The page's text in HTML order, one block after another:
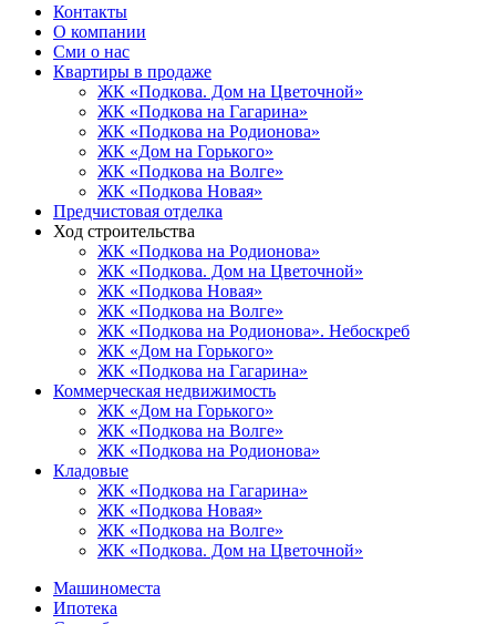
Контакты
О компании
Сми о нас
Квартиры в продаже
ЖК «Подкова. Дом на Цветочной»
ЖК «Подкова на Гагарина»
ЖК «Подкова на Родионова»
ЖК «Дом на Горького»
ЖК «Подкова на Волге»
ЖК «Подкова Новая»
Предчистовая отделка
Ход строительства
ЖК «Подкова на Родионова»
ЖК «Подкова. Дом на Цветочной»
ЖК «Подкова Новая»
ЖК «Подкова на Волге»
ЖК «Подкова на Родионова». Небоскреб
ЖК «Дом на Горького»
ЖК «Подкова на Гагарина»
Коммерческая недвижимость
ЖК «Дом на Горького»
ЖК «Подкова на Волге»
ЖК «Подкова на Родионова»
Кладовые
ЖК «Подкова на Гагарина»
ЖК «Подкова Новая»
ЖК «Подкова на Волге»
ЖК «Подкова. Дом на Цветочной»
Машиноместа
Ипотека